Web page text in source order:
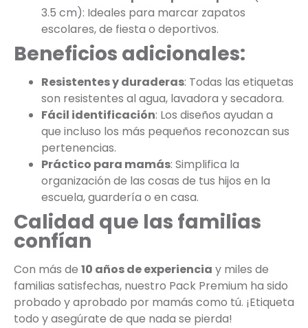
3.5 cm): Ideales para marcar zapatos
escolares, de fiesta o deportivos.
Beneficios adicionales:
Resistentes y duraderas: Todas las etiquetas
son resistentes al agua, lavadora y secadora.
Fácil identificación: Los diseños ayudan a
que incluso los más pequeños reconozcan sus
pertenencias.
Práctico para mamás: Simplifica la
organización de las cosas de tus hijos en la
escuela, guardería o en casa.
Calidad que las familias
confían
Con más de 10 años de experiencia y miles de
familias satisfechas, nuestro Pack Premium ha sido
probado y aprobado por mamás como tú. ¡Etiqueta
todo y asegúrate de que nada se pierda!